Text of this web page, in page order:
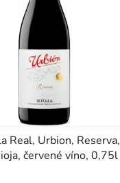
Real, Urbion, Reserva,
červené víno, 0,75l